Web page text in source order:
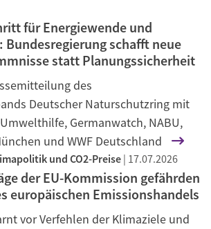
für Energiewende und
Bundesregierung schafft neue
statt Planungssicherheit
des
Deutscher Naturschutzring mit
Germanwatch, NABU,
und WWF Deutschland
und CO2-Preise| 17.07.2026
der EU-Kommission gefährden
europäischen Emissionshandels
vor Verfehlen der Klimaziele und